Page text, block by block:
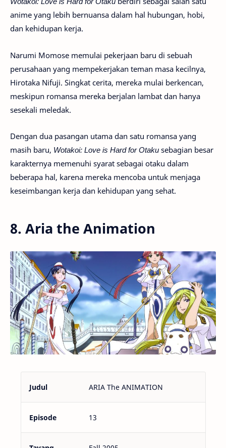
anime yang lebih bernuansa dalam hal hubungan, hobi,
dan kehidupan kerja.
Narumi Momose memulai pekerjaan baru di sebuah
perusahaan yang mempekerjakan teman masa kecilnya,
Hirotaka Nifuji. Singkat cerita, mereka mulai berkencan,
meskipun romansa mereka berjalan lambat dan hanya
sesekali meledak.
Dengan dua pasangan utama dan satu romansa yang
masih baru, Wotakoi: Love is Hard for Otaku sebagian besar
karakternya memenuhi syarat sebagai otaku dalam
beberapa hal, karena mereka mencoba untuk menjaga
keseimbangan kerja dan kehidupan yang sehat.
8. Aria the Animation
Judul ARIA The ANIMATION
Episode 13